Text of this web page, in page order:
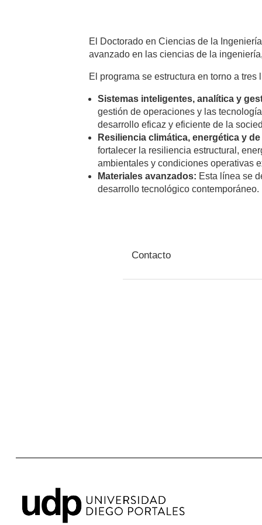
* campos obligatorios
El Doctorado en Ciencias de la
avanzado en las ciencias de la
El programa se estructura en torno a
Sistemas inteligentes, analítica y
gestión de operaciones y las
desarrollo eficaz y eficiente de la
Resiliencia climática, energética y
fortalecer la resiliencia estructural,
ambientales y condiciones operativas
Materiales avanzados: Esta línea se
desarrollo tecnológico contemporáneo.
Contacto